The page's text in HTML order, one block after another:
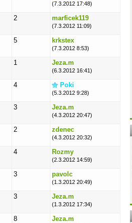
(7.3.2012 17:48)
2 marficek119
(7.3.2012 11:09)
5 krkstex
(7.3.2012 8:53)
1 Jeza.m
(6.3.2012 16:41)
4 Poki
(5.3.2012 9:28)
3 Jeza.m
(4.3.2012 20:47)
2 zdenec
(4.3.2012 20:32)
4 Rozmy
(2.3.2012 14:59)
3 pavolc
(1.3.2012 20:49)
3 Jeza.m
(1.3.2012 17:34)
8 Jeza.m